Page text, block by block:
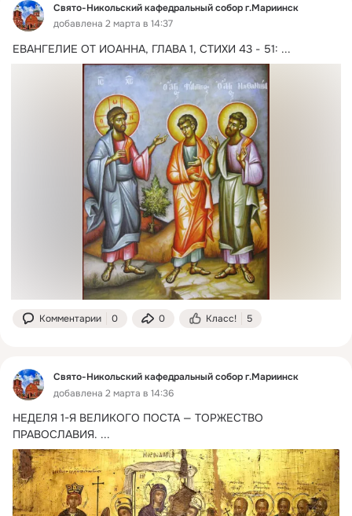
Свято-Никольский кафедральный собор г.Мариинск
добавлена 2 марта в 14:37
ЕВАНГЕЛИЕ ОТ ИОАННА, ГЛАВА 1, СТИХИ 43 - 51: ...
Комментарии 0 0 Класс! 5
Свято-Никольский кафедральный собор г.Мариинск
добавлена 2 марта в 14:36
НЕДЕЛЯ 1-Я ВЕЛИКОГО ПОСТА — ТОРЖЕСТВО
ПРАВОСЛАВИЯ. ...